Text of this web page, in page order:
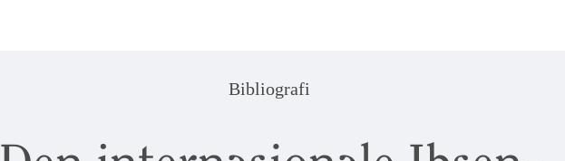
Bibliografi